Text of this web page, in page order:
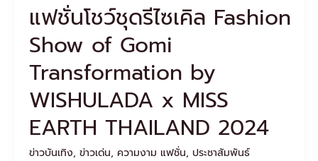
แฟชั่นโชว์ชุดรีไซเคิล Fashion
Show of Gomi
Transformation by
WISHULADA x MISS
EARTH THAILAND 2024
ข่าวบันเทิง, ข่าวเด่น, ความงาม แฟชั่น, ประชาสัมพันธ์
MISS
EARTH
THAILAND
2024